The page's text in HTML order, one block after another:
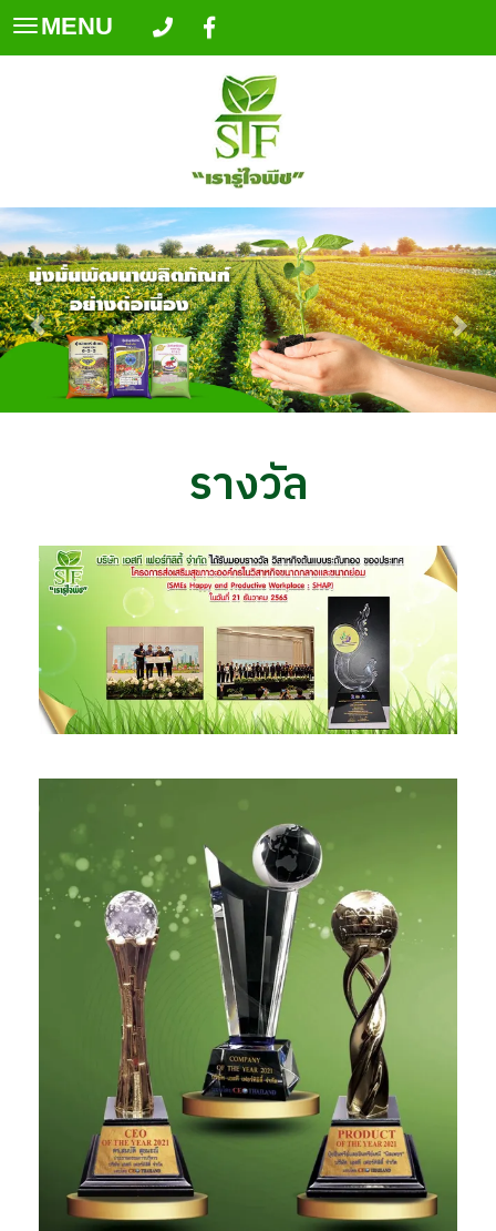
Toggle
navigation
MENU
รางวัล